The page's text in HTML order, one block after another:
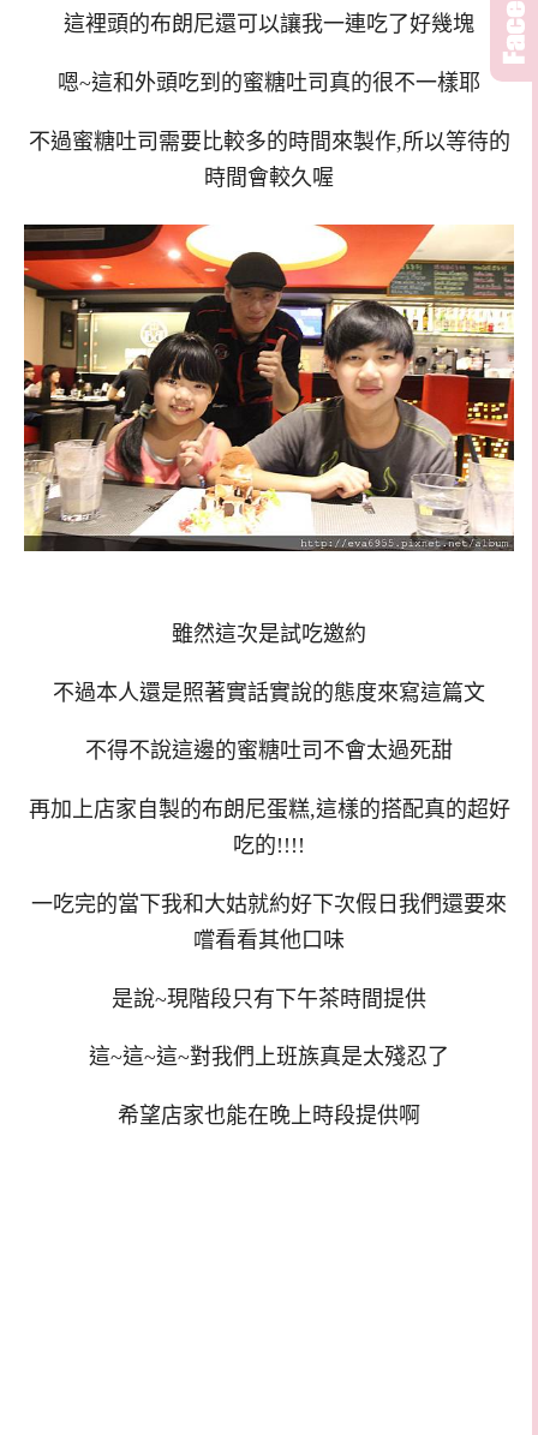
這裡頭的布朗尼還可以讓我一連吃了好幾塊
嗯~這和外頭吃到的蜜糖吐司真的很不一樣耶
不過蜜糖吐司需要比較多的時間來製作,所以等待的
時間會較久喔
雖然這次是試吃邀約
不過本人還是照著實話實說的態度來寫這篇文
不得不說這邊的蜜糖吐司不會太過死甜
再加上店家自製的布朗尼蛋糕,這樣的搭配真的超好
吃的!!!!
一吃完的當下我和大姑就約好下次假日我們還要來
嚐看看其他口味
是說~現階段只有下午茶時間提供
這~這~這~對我們上班族真是太殘忍了
希望店家也能在晚上時段提供啊